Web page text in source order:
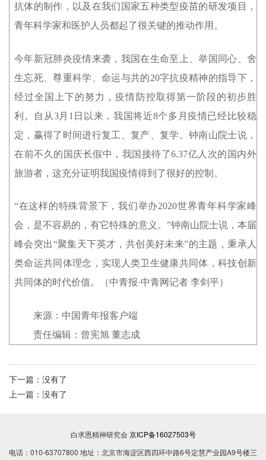
抗体的制作，以及在我们国家五种类型疫苗的研发项目，
青年科学家和医护人员都起了很关键的推动作用。
今年新冠肺炎疫情来袭，我国在生命至上、举国同心、舍
生忘死、尊重科学、命运与共的20字抗疫精神的指导下，
经过全国上下的努力，疫情防控取得第一阶段的初步胜
利。自从3月1日以来，我国将近8个多月疫情已经比较稳
定，赢得了时间进行复工、复产、复学。钟南山院士说，
在前不久的国庆长假中，我国接待了6.37亿人次的国内外
旅游者，这充分证明我国疫情得到了很好的控制。
“在这样的特殊背景下，我们举办2020世界青年科学家峰
会，是不容易的，有它特殊的意义。”钟南山院士说，本届
峰会突出“聚集天下英才，共创美好未来”的主题，秉承人
类命运共同体理念，实现人类卫生健康共同体，科技创新
共同体的时代价值。（中青报·中青网记者 李剑平）
来源：中国青年报客户端
责任编辑：曾宪旭 董志成
下一篇： 没有了
上一篇： 没有了
白求恩精神研究会京ICP备16027503号
电话：010-63707800 地址：北京市海淀区西四环中路6号定慧产业园A9号楼三